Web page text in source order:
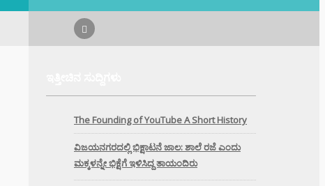
The Founding of YouTube A Short History
ವಿಜಯನಗರದಲ್ಲಿ ಭಿಕ್ಷಾಟನೆ ಜಾಲ: ಶಾಲೆ ರಜೆ ಎಂದು
ಮಕ್ಕಳನ್ನೇ ಭಿಕ್ಷೆಗೆ ಇಳಿಸಿದ್ದ ತಾಯಂದಿರು